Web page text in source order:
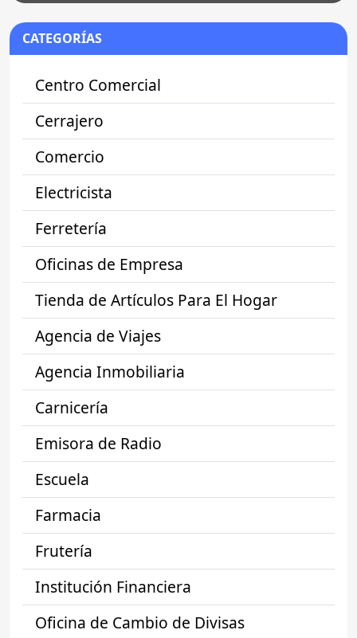
CATEGORÍAS
Centro Comercial
Cerrajero
Comercio
Electricista
Ferretería
Oficinas de Empresa
Tienda de Artículos Para El Hogar
Agencia de Viajes
Agencia Inmobiliaria
Carnicería
Emisora de Radio
Escuela
Farmacia
Frutería
Institución Financiera
Oficina de Cambio de Divisas